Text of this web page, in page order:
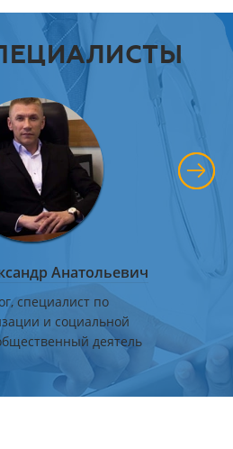
Анатольевич
специалист по
и социальной
деятель